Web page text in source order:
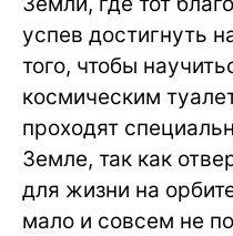
успев достигнуть
того, чтобы
космическим
проходят
Земле, так как
для жизни на
мало и совсем не